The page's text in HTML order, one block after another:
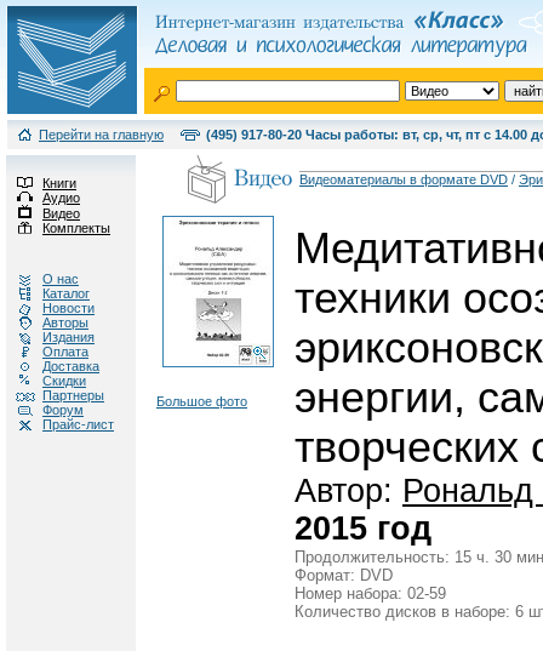
Перейти на главную (495) 917-80-20 Часы работы: вт, ср, чт, пт с 14.00
Книги
Аудио
Видео
Комплекты
О нас
Каталог
Новости
Авторы
Издания
Оплата
Доставка
Скидки
Партнеры
Форум
Прайс-лист
Видеоматериалы в формате DVD /
Большое фото
техники
энергии,
творческих
Автор: Рональд
2015 год
Продолжительность: 15 ч. 30
Формат: DVD
Номер набора: 02-59
Количество дисков в наборе: 6